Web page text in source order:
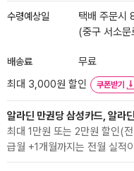
수령예상일
택배 주문시
(중구 서소
배송료
무료
최대 3,000원 할인
쿠폰받기
알라딘 만권당 삼성카드, 알라
최대 1만원 또는 2만원 할인(
급월 +1개월까지는 전월 실적